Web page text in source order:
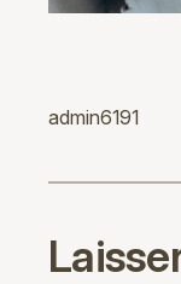
admin6191